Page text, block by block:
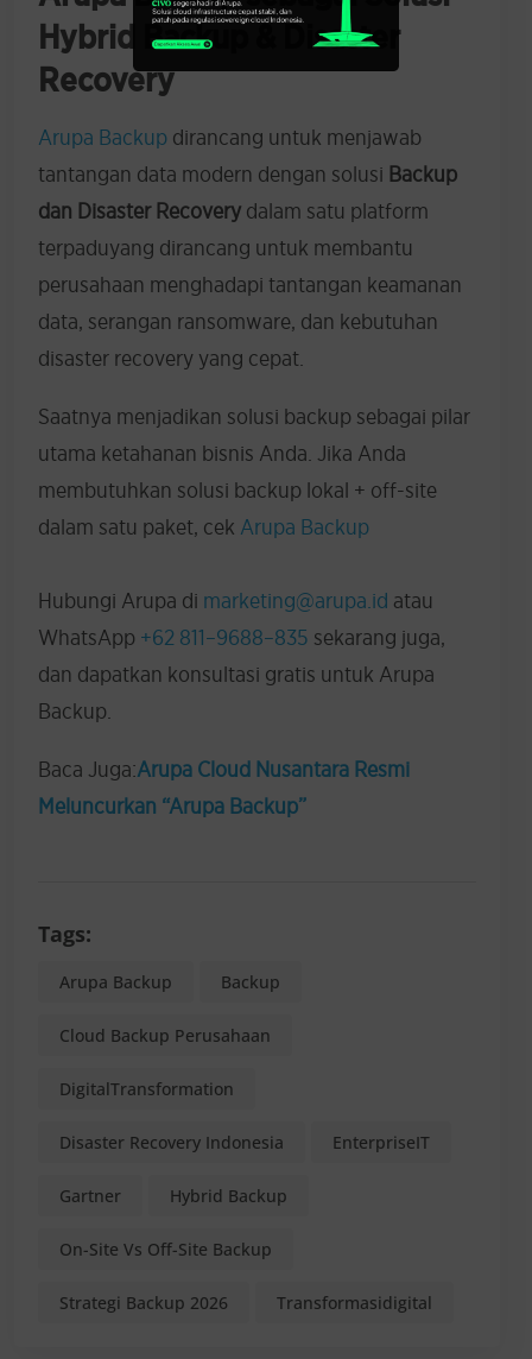
Hybrid Backup & Disaster
Recovery
Arupa Backup dirancang untuk menjawab
tantangan data modern dengan solusi Backup
dan Disaster Recovery dalam satu platform
terpadu yang dirancang untuk membantu
perusahaan menghadapi tantangan keamanan
data, serangan ransomware, dan kebutuhan
disaster recovery yang cepat.
Saatnya menjadikan solusi backup sebagai pilar
utama ketahanan bisnis Anda. Jika Anda
membutuhkan solusi backup lokal + off-site
dalam satu paket, cek Arupa Backup
Hubungi Arupa di marketing@arupa.id atau
WhatsApp +62 811–9688–835 sekarang juga,
dan dapatkan konsultasi gratis untuk Arupa
Backup.
Baca Juga:Arupa Cloud Nusantara Resmi
Meluncurkan “Arupa Backup”
Tags:
Arupa Backup Backup
Cloud Backup Perusahaan
DigitalTransformation
Disaster Recovery Indonesia EnterpriseIT
Gartner Hybrid Backup
On-Site Vs Off-Site Backup
Strategi Backup 2026 Transformasidigital